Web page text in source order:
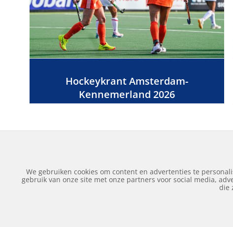
Hockeykrant Amsterdam-
Kennemerland 2026
We gebruiken cookies om content en advertenties te
gebruik van onze site met onze partners voor social media,
die